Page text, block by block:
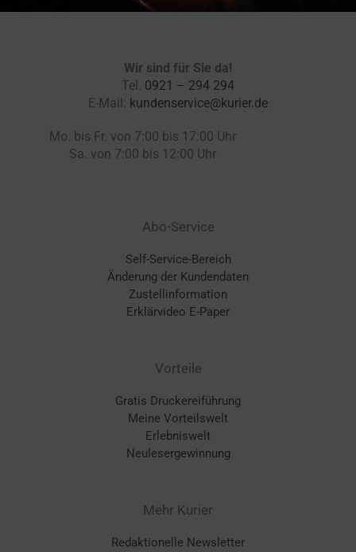
Wir sind für Sie da!
Tel. 0921 – 294 294
E-Mail: kundenservice@kurier.de
Mo. bis Fr. von 7:00 bis 17:00 Uhr
Sa. von 7:00 bis 12:00 Uhr
Abo-Service
Self-Service-Bereich
Änderung der Kundendaten
Zustellinformation
Erklärvideo E-Paper
Vorteile
Gratis Druckereiführung
Meine Vorteilswelt
Erlebniswelt
Neulesergewinnung
Mehr Kurier
Redaktionelle Newsletter